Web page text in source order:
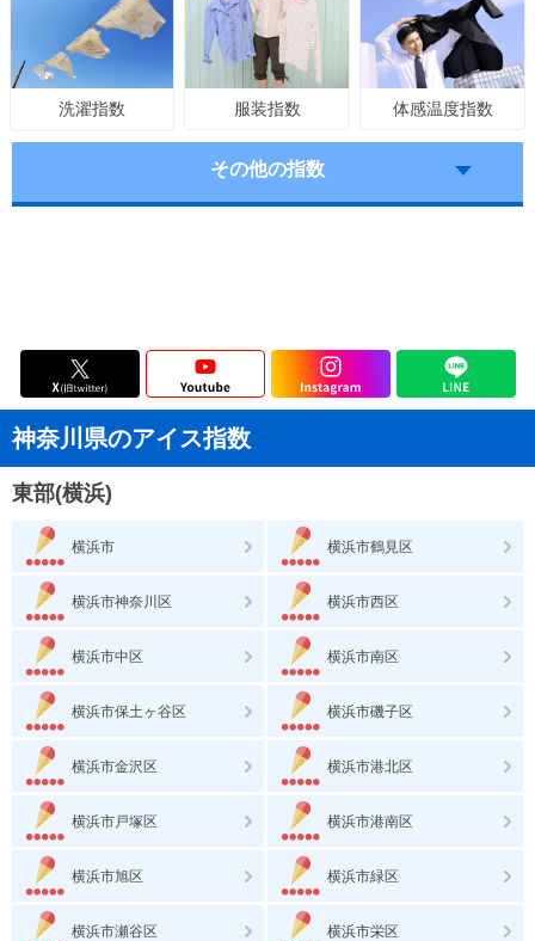
洗濯指数 服装指数 体感温度指数
その他の指数
神奈川県のアイス指数
東部(横浜)
横浜市 横浜市鶴見区
横浜市神奈川区 横浜市西区
横浜市中区 横浜市南区
横浜市保土ヶ谷区 横浜市磯子区
横浜市金沢区 横浜市港北区
横浜市戸塚区 横浜市港南区
横浜市旭区 横浜市緑区
横浜市瀬谷区 横浜市栄区